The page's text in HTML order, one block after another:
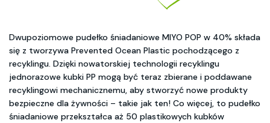
Dwupoziomowe pudełko śniadaniowe MIYO POP w 40% składa
się z tworzywa Prevented Ocean Plastic pochodzącego z
recyklingu. Dzięki nowatorskiej technologii recyklingu
jednorazowe kubki PP mogą być teraz zbierane i poddawane
recyklingowi mechanicznemu, aby stworzyć nowe produkty
bezpieczne dla żywności – takie jak ten! Co więcej, to pudełko
śniadaniowe przekształca aż 50 plastikowych kubków